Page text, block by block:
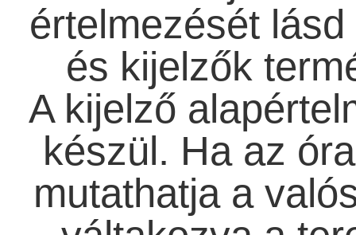
értelmezését
és kijelzők
A kijelző
készül. Ha az
mutathatja a